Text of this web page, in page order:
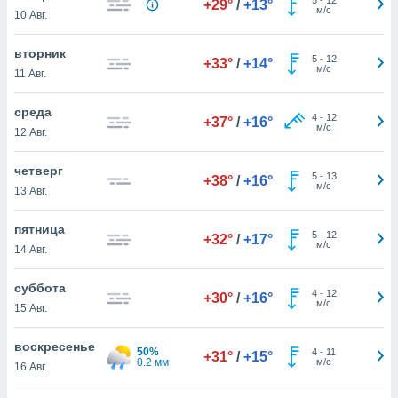
действия
рекламу
нашей
cookie
cookie
в
нашего
10 Авг.
+29° / +13°
м/с
вторник
11 Авг.
+33° / +14° 5- 12
м/с
среда
12 Авг.
+37° / +16° 4- 12
м/с
четверг
13 Авг.
+38° / +16° 5- 13
м/с
пятница
14 Авг.
+32° / +17° 5- 12
м/с
суббота
15 Авг.
+30° / +16° 4- 12
м/с
воскресенье
16 Авг.
50%
0.2 мм
+31° / +15° 4- 11
м/с